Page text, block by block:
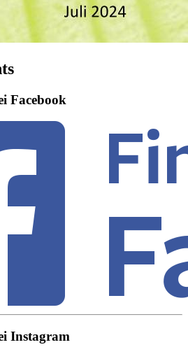
Facebook
Instagram